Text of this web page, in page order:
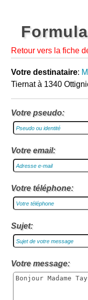
Retour vers la fiche
Votre destinataire:
Tiernat à 1340
Votre pseudo:
Votre email:
Votre téléphone:
Sujet:
Votre message: